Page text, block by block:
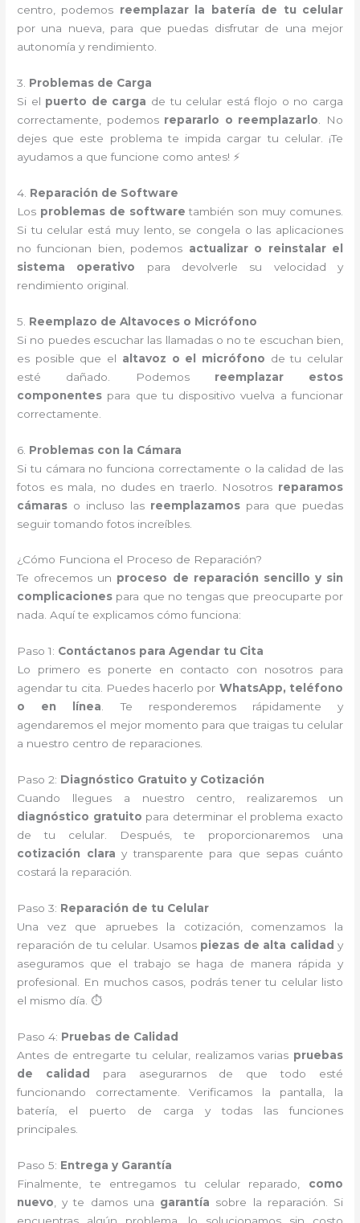
centro, podemos reemplazar la batería de tu celular
por una nueva, para que puedas disfrutar de una mejor
autonomía y rendimiento.
3. Problemas de Carga
Si el puerto de carga de tu celular está flojo o no carga
correctamente, podemos repararlo o reemplazarlo . No
dejes que este problema te impida cargar tu celular. ¡Te
ayudamos a que funcione como antes! ⚡
4. Reparación de Software
Los problemas de software también son muy comunes.
Si tu celular está muy lento, se congela o las aplicaciones
no funcionan bien, podemos actualizar o reinstalar el
sistema operativo para devolverle su velocidad y
rendimiento original.
5. Reemplazo de Altavoces o Micrófono
Si no puedes escuchar las llamadas o no te escuchan bien,
es posible que el altavoz o el micrófono de tu celular
esté dañado. Podemos reemplazar estos
componentes para que tu dispositivo vuelva a funcionar
correctamente.
6. Problemas con la Cámara
Si tu cámara no funciona correctamente o la calidad de las
fotos es mala, no dudes en traerlo. Nosotros reparamos
cámaras o incluso las reemplazamos para que puedas
seguir tomando fotos increíbles.
¿Cómo Funciona el Proceso de Reparación?
Te ofrecemos un proceso de reparación sencillo y sin
complicaciones para que no tengas que preocuparte por
nada. Aquí te explicamos cómo funciona:
Paso 1: Contáctanos para Agendar tu Cita
Lo primero es ponerte en contacto con nosotros para
agendar tu cita. Puedes hacerlo por WhatsApp, teléfono
o en línea. Te responderemos rápidamente y
agendaremos el mejor momento para que traigas tu celular
a nuestro centro de reparaciones.
Paso 2: Diagnóstico Gratuito y Cotización
Cuando llegues a nuestro centro, realizaremos un
diagnóstico gratuito para determinar el problema exacto
de tu celular. Después, te proporcionaremos una
cotización clara y transparente para que sepas cuánto
costará la reparación.
Paso 3: Reparación de tu Celular
Una vez que apruebes la cotización, comenzamos la
reparación de tu celular. Usamos piezas de alta calidad y
aseguramos que el trabajo se haga de manera rápida y
profesional. En muchos casos, podrás tener tu celular listo
el mismo día. ⏱️
Paso 4: Pruebas de Calidad
Antes de entregarte tu celular, realizamos varias pruebas
de calidad
para asegurarnos de que todo esté
funcionando correctamente. Verificamos la pantalla, la
batería, el puerto de carga y todas las funciones
principales.
Paso 5: Entrega y Garantía
Finalmente, te entregamos tu celular reparado, como
nuevo , y te damos una garantía sobre la reparación. Si
encuentras algún problema, lo solucionamos sin costo